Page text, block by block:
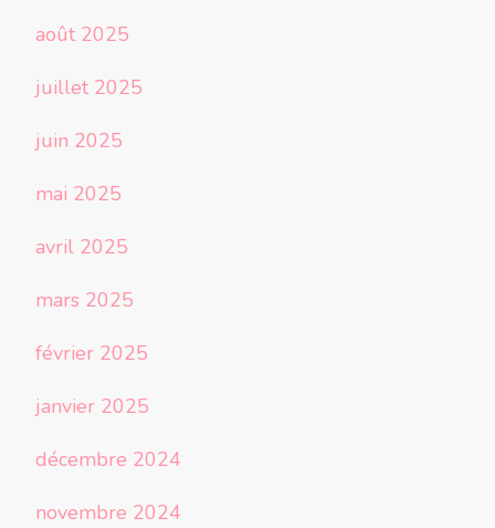
août 2025
juillet 2025
juin 2025
mai 2025
avril 2025
mars 2025
février 2025
janvier 2025
décembre 2024
novembre 2024